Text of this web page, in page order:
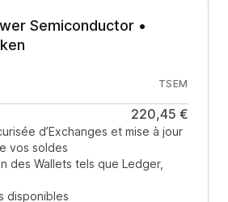
Semiconductor •
TSEM
220,45 €
d’Exchanges et mise à jour
vos soldes
des Wallets tels que Ledger,
disponibles